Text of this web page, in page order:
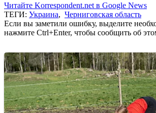
Читайте Korrespondent.net в Google News
ТЕГИ: Украина, Черниговская область
Если вы заметили ошибку, выделите
нажмите Ctrl+Enter, чтобы сообщить об